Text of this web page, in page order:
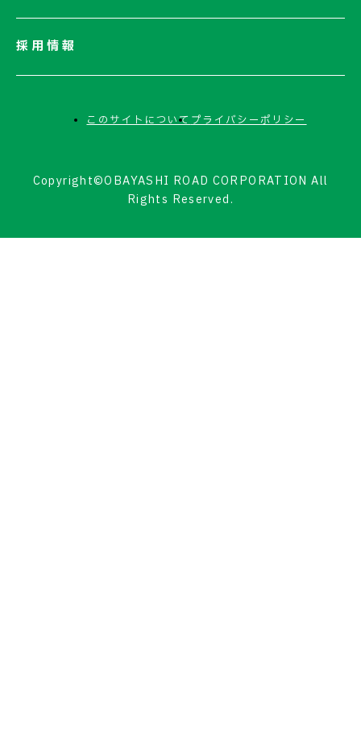
採用情報
このサイトについて プライバシーポリシー
Copyright©OBAYASHI ROAD CORPORATION All
Rights Reserved.